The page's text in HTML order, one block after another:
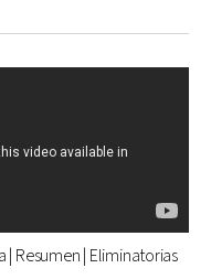
Resumen | Eliminatorias